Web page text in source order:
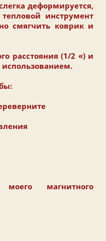
деформируется,
инструмент
смягчить коврик и
расстояния (1/2 «) и
использованием.
магнитного